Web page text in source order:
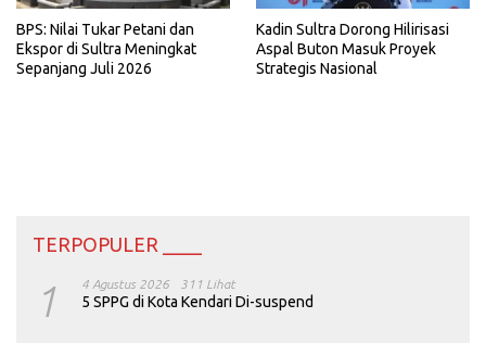
BPS: Nilai Tukar Petani dan
Ekspor di Sultra Meningkat
Sepanjang Juli 2026
Kadin Sultra Dorong Hilirisasi
Aspal Buton Masuk Proyek
Strategis Nasional
TERPOPULER ____
1 4 Agustus 2026 311 Lihat
5 SPPG di Kota Kendari Di-suspend